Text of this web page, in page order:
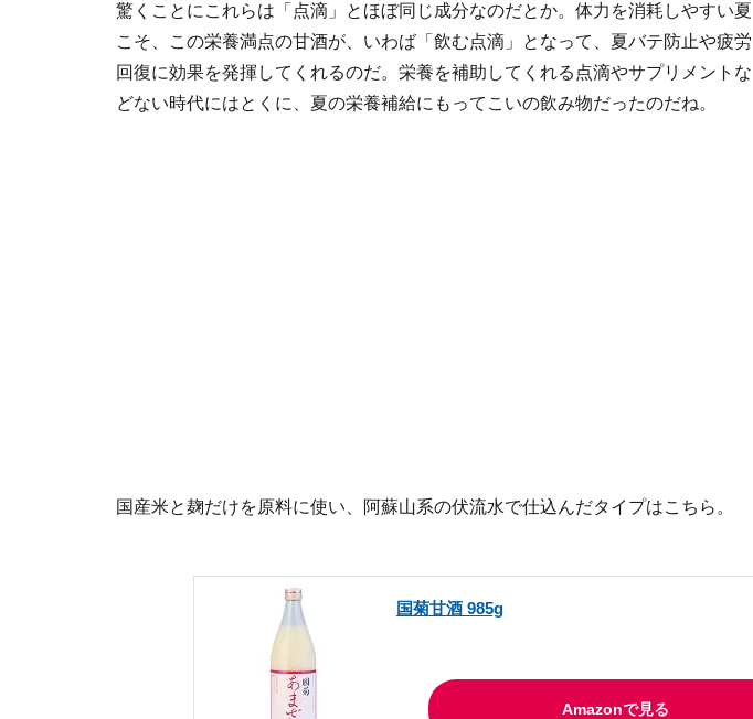
驚くことにこれらは「点滴」とほぼ同じ成分なのだとか。体力を消耗しやすい夏
こそ、この栄養満点の甘酒が、いわば「飲む点滴」となって、夏バテ防止や疲労
回復に効果を発揮してくれるのだ。栄養を補助してくれる点滴やサプリメントな
どない時代にはとくに、夏の栄養補給にもってこいの飲み物だったのだね。
国産米と麹だけを原料に使い、阿蘇山系の伏流水で仕込んだタイプはこちら。
国菊甘酒 985g
Amazonで見る